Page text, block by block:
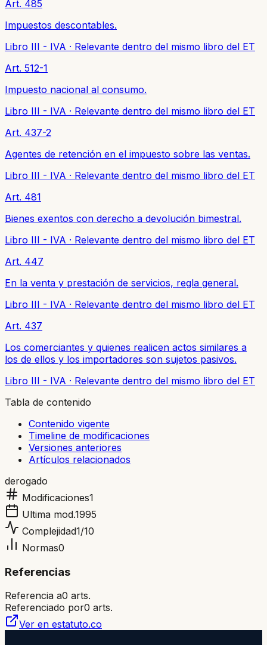
Art. 485
Impuestos descontables.
Libro III - IVA · Relevante dentro del mismo libro del ET
Art. 512-1
Impuesto nacional al consumo.
Libro III - IVA · Relevante dentro del mismo libro del ET
Art. 437-2
Agentes de retención en el impuesto sobre las ventas.
Libro III - IVA · Relevante dentro del mismo libro del ET
Art. 481
Bienes exentos con derecho a devolución bimestral.
Libro III - IVA · Relevante dentro del mismo libro del ET
Art. 447
En la venta y prestación de servicios, regla general.
Libro III - IVA · Relevante dentro del mismo libro del ET
Art. 437
Los comerciantes y quienes realicen actos similares a
los de ellos y los importadores son sujetos pasivos.
Libro III - IVA · Relevante dentro del mismo libro del ET
Tabla de contenido
Contenido vigente
Timeline de modificaciones
Versiones anteriores
Artículos relacionados
derogado
Modificaciones1
Ultima mod.1995
Complejidad1/10
Normas0
Referencias
Referencia a0 arts.
Referenciado por0 arts.
Ver en estatuto.co